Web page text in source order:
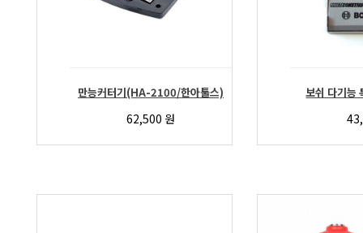
만능커터기(HA-2100/한아툴스)
62,500 원
보쉬 다기능